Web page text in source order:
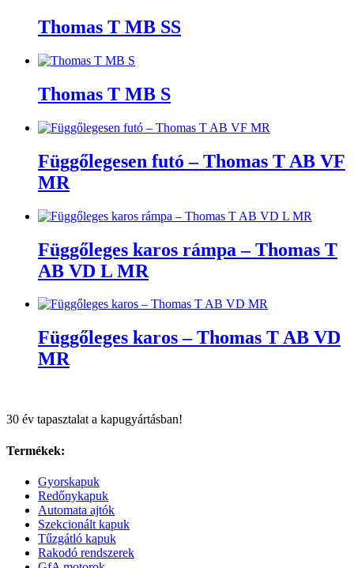
Thomas T MB SS
Thomas T MB S
Függőlegesen futó – Thomas T AB VF
MR
Függőleges karos rámpa – Thomas T
AB VD L MR
Függőleges karos – Thomas T AB VD
MR
30 év tapasztalat a kapugyártásban!
Termékek:
Gyorskapuk
Redőnykapuk
Automata ajtók
Szekcionált kapuk
Tűzgátló kapuk
Rakodó rendszerek